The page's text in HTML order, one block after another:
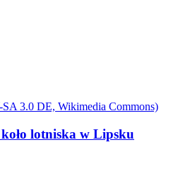
lotniska w Lipsku